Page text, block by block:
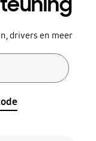
drivers en meer